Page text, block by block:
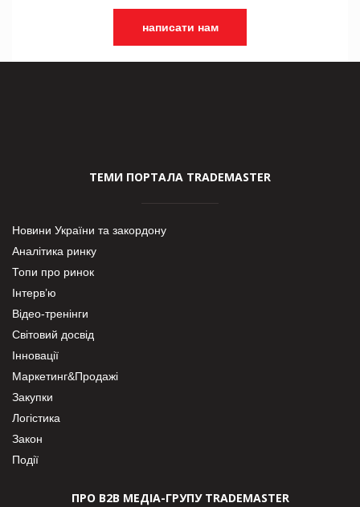
написати нам
ТЕМИ ПОРТАЛА TRADEMASTER
Новини України та закордону
Аналітика ринку
Топи про ринок
Інтерв’ю
Відео-тренінги
Світовий досвід
Інновації
Маркетинг&Продажі
Закупки
Логістика
Закон
Події
ПРО В2В МЕДІА-ГРУПУ TRADEMASTER